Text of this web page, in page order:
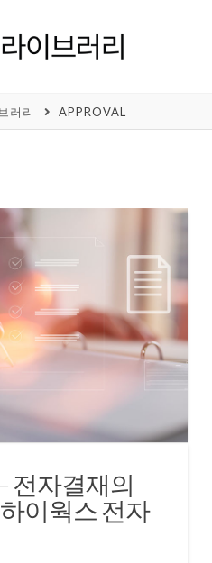
러리 APPROVAL
전자결재의
이웍스 전자